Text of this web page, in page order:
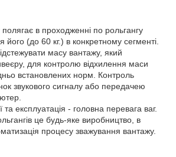
в проходженні по рольгангу
його (до 60 кг.) в конкретному сегменті.
масу вантажу, який
для контролю відхилення маси
встановлених норм. Контроль
звукового сигналу або передачею
та експлуатація - головна перевага ваг.
це будь-яке виробництво, в
процесу зважування вантажу.